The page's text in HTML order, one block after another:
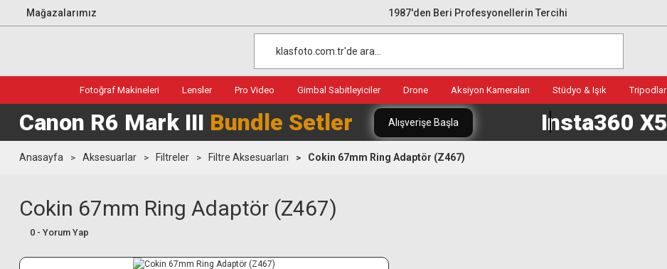
Mağazalarımız 1987'den Beri Profesyonellerin Tercihi
Fotoğraf Makineleri Lensler Pro Video Gimbal Sabitleyiciler Drone Aksiyon Kameraları Stüdyo & Işık Tripodlar
Canon R6 Mark III Bundle Setler Alışverişe Başla Insta360 X5
Anasayfa Aksesuarlar Filtreler Filtre Aksesuarları Cokin 67mm Ring Adaptör (Z467)
Cokin 67mm Ring Adaptör (Z467)
0 - Yorum Yap